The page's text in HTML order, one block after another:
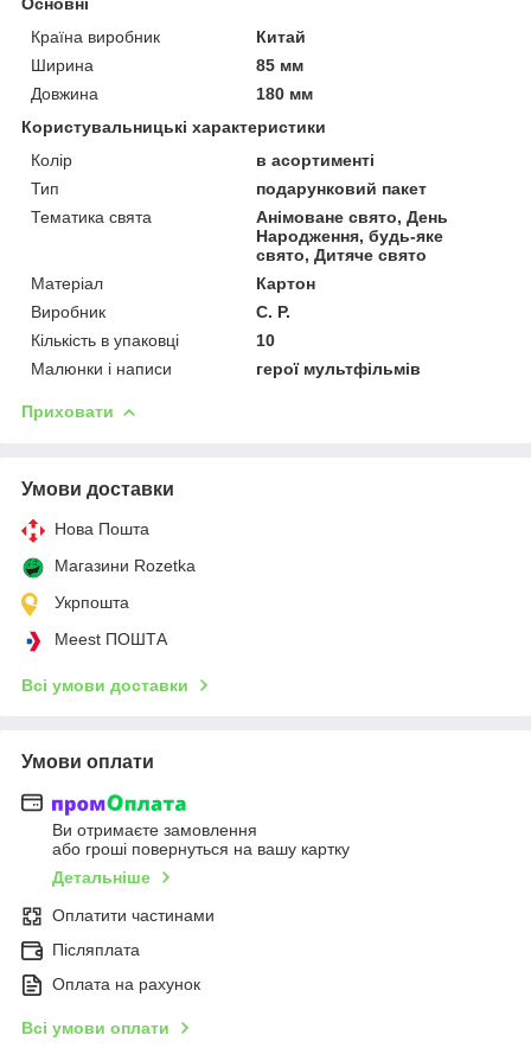
Країна виробник
Китай
Ширина
85 мм
Довжина
180 мм
Користувальницькі характеристики
Колір
в асортименті
Тип
подарунковий пакет
Тематика свята
Анімоване свято, День
Народження, будь-яке
свято, Дитяче свято
Матеріал
Картон
Виробник
С. Р.
Кількість в упаковці
10
Малюнки і написи
герої мультфільмів
Приховати
Умови доставки
Нова Пошта
Магазини Rozetka
Укрпошта
Meest ПОШТА
Всі умови доставки
Умови оплати
Ви отримаєте замовлення
або гроші повернуться на вашу картку
Детальніше
Оплатити частинами
Післяплата
Оплата на рахунок
Всі умови оплати